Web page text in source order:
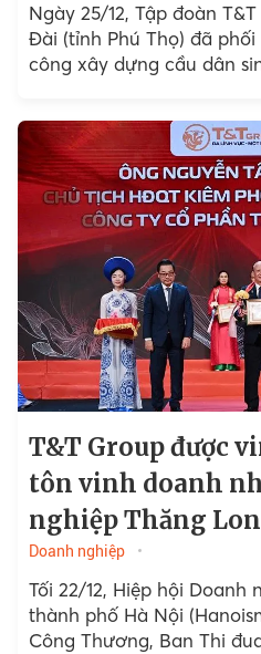
Ngày 25/12, Tập đoàn
Đài (tỉnh Phú Thọ) đã
công xây dựng cầu dân
T&T Group được
tôn vinh doanh
nghiệp Thăng
Doanh nghiệp
Tối 22/12, Hiệp hội Doanh
thành phố Hà Nội
Công Thương, Ban Thi